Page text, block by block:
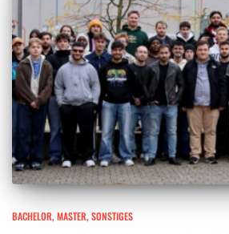
BACHELOR MASTER SONSTIGES